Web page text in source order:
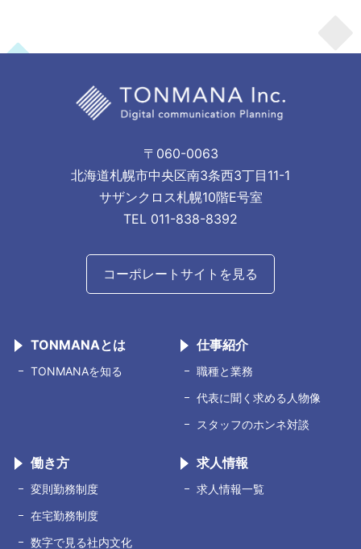
〒060-0063
北海道札幌市中央区南3条西3丁目11-1
サザンクロス札幌10階E号室
TEL 011-838-8392
コーポレートサイトを見る
TONMANAとは
TONMANAを知る
仕事紹介
職種と業務
代表に聞く求める人物像
スタッフのホンネ対談
働き方
変則勤務制度
在宅勤務制度
数字で見る社内文化
求人情報
求人情報一覧